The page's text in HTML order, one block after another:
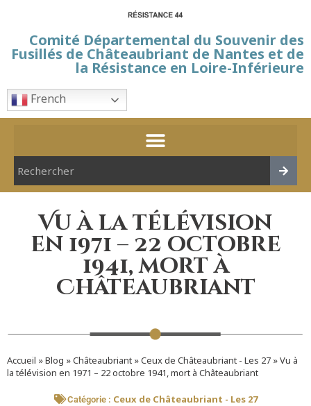
Comité Départemental du Souvenir des
Fusillés de Châteaubriant de Nantes et de
la Résistance en Loire-Inférieure
French
Vu à la télévision
en 1971 – 22 octobre
1941, mort à
Châteaubriant
Accueil »Blog »Châteaubriant »Ceux de Châteaubriant - Les 27 »Vu à
la télévision en 1971 – 22 octobre 1941, mort à Châteaubriant
Catégorie : Ceux de Châteaubriant - Les 27